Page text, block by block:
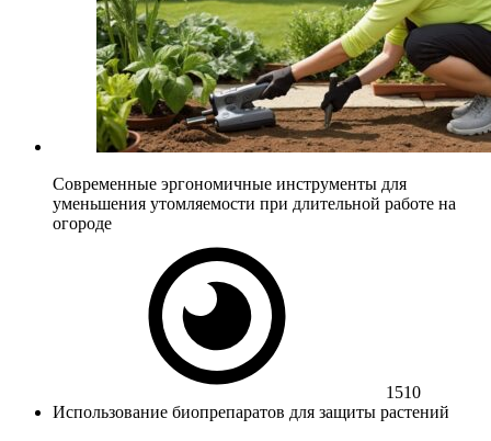
Современные эргономичные инструменты для
уменьшения утомляемости при длительной работе на
огороде
1510
Использование биопрепаратов для защиты растений